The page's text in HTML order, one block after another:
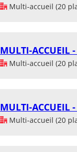
Multi-accueil (20
MULTI-ACCUEIL
Multi-accueil (20
MULTI-ACCUEIL
Multi-accueil (20